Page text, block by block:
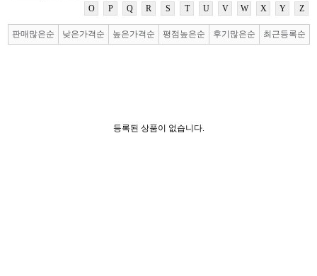
O
P Q R S T U V W X Y Z
판매많은순 낮은가격순 높은가격순 평점높은순 후기많은순 최근등록순
등록된 상품이 없습니다.